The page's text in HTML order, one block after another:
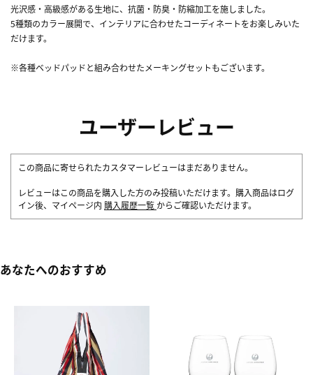
光沢感・高級感がある生地に、抗菌・防臭・防縮加工を施しました。
5種類のカラー展開で、インテリアに合わせたコーディネートをお楽しみいた
だけます。
※各種ベッドパッドと組み合わせたメーキングセットもございます。
ユーザーレビュー
この商品に寄せられたカスタマーレビューはまだありません。
レビューはこの商品を購入した方のみ投稿いただけます。購入商品はログ
イン後、マイページ内 購入履歴一覧 からご確認いただけます。
あなたへのおすすめ